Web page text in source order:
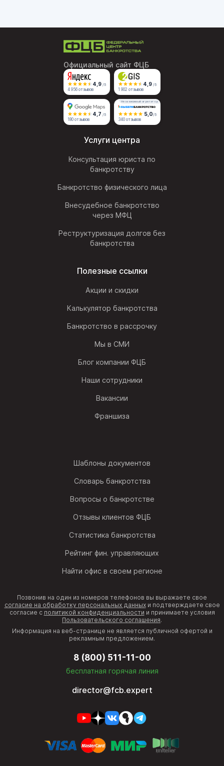
Официальный сайт ФЦБ
4,9 /5
4 956 отзывов
4,9 /5
1 902 отзывов
4,7 /5
180 отзывов
Независимый агрегатор
5,0/5
340 отзывов
Услуги центра
Консультация юриста по
банкротству
Банкротство физического лица
Внесудебное банкротство
через МФЦ
Реструктуризация долгов без
банкротства
Полезные ссылки
Акции и скидки
Калькулятор банкротства
Банкротство в рассрочку
Мы в СМИ
Блог компании ФЦБ
Наши сотрудники
Вакансии
Франшиза
Шаблоны документов
Словарь банкротства
Вопросы о банкротстве
Отзывы клиентов ФЦБ
Статистика банкротства
Рейтинг фин. управляющих
Найти офис в своем регионе
Позвонив на один из номеров телефонов вы выражаете свое
согласие на обработку персональных данныхи подтверждаете свое
согласие с политикой конфиденциальности и принимаете условия
Пользовательского соглашения.
Информация на веб-странице не является публичной офертой и
рекламным предложением.
8 (800) 511-11-00
бесплатная горячая линия
director@fcb.expert